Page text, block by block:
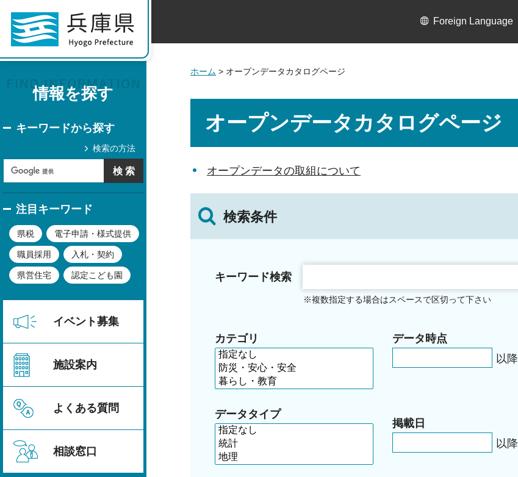
情報を探す
キーワードから探す
検索の方法
注目キーワード
県税 電子申請・様式提供
職員採用 入札・契約
県営住宅 認定こども園
イベント募集
施設案内
よくある質問
相談窓口
Foreign Language
ホーム > オープンデータカタログページ
オープンデータカタログページ
オープンデータの取組について
検索条件
キーワード検索
※複数指定する場合はスペースで区切って下さい
カテゴリ
データタイプ
データ時点
以降
掲載日
以降